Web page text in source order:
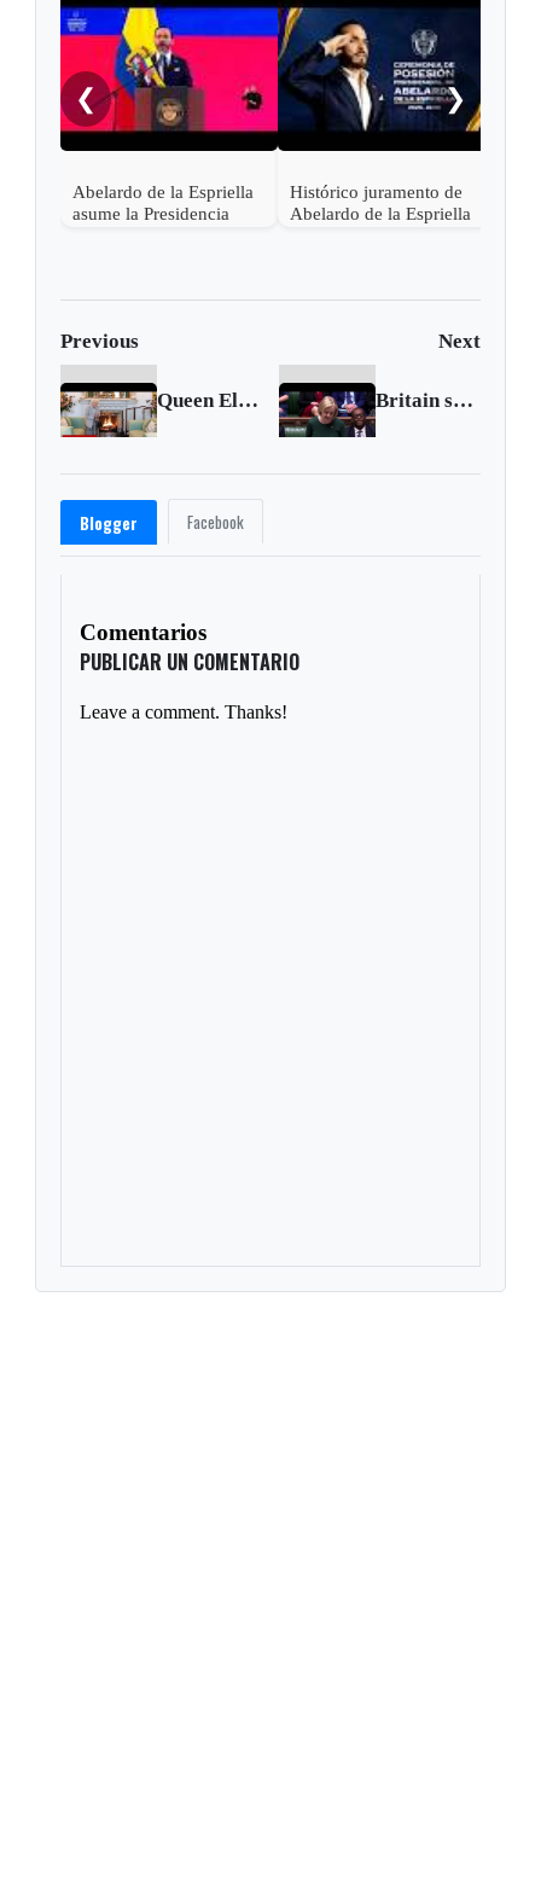
❮
Abelardo de la Espriella
asume la Presidencia
Histórico juramento de
Abelardo de la Espriella
❯
Previous Next
Queen Elizabeth II under medical supervision over health concerns Britain sets out $172 billion plan to cut energy bills
Blogger Facebook
Comentarios
PUBLICAR UN COMENTARIO
Leave a comment. Thanks!